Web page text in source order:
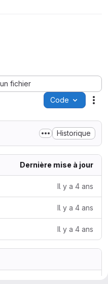
fichier
Code
Historique
Dernière mise à jour
Il y a 4 ans
Il y a 4 ans
Il y a 4 ans